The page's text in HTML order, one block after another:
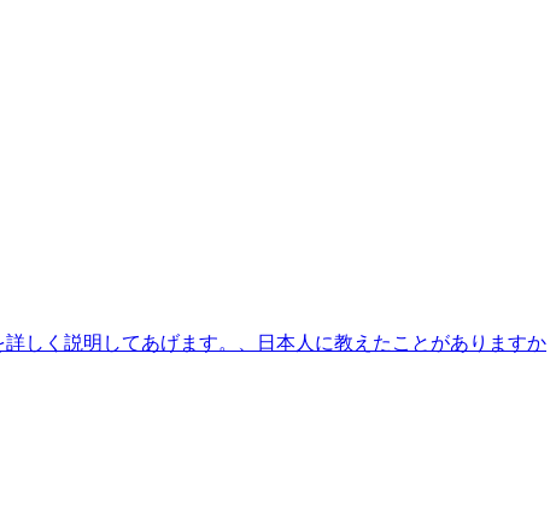
しく説明してあげます。、日本人に教えたことがありますか